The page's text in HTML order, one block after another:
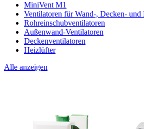
MiniVent M1
Ventilatoren für Wand-, Decken- und
Rohreinschubventilatoren
Außenwand-Ventilatoren
Deckenventilatoren
Heizlüfter
Alle anzeigen